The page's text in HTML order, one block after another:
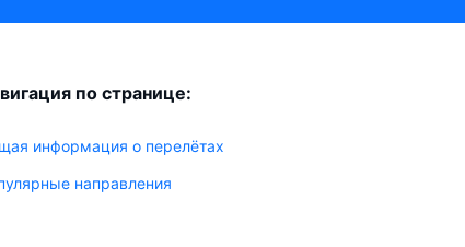
по странице:
информация о перелётах
направления